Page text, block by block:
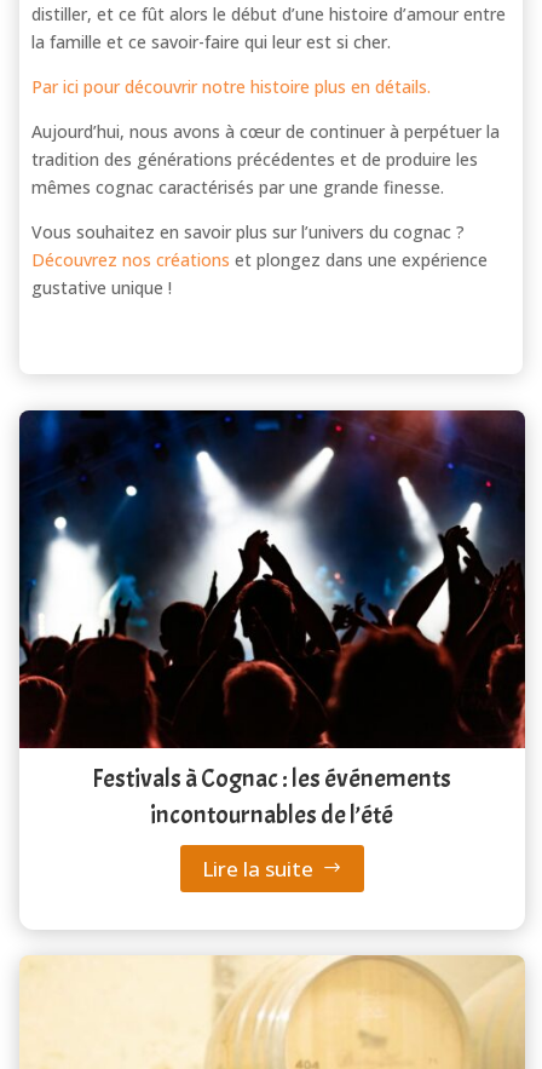
distiller, et ce fût alors le début d’une histoire d’amour entre
la famille et ce savoir-faire qui leur est si cher.
Par ici pour découvrir notre histoire plus en détails.
Aujourd’hui, nous avons à cœur de continuer à perpétuer la
tradition des générations précédentes et de produire les
mêmes cognac caractérisés par une grande finesse.
Vous souhaitez en savoir plus sur l’univers du cognac ?
Découvrez nos créations et plongez dans une expérience
gustative unique !
Festivals à Cognac : les événements
incontournables de l’été
Lire la suite